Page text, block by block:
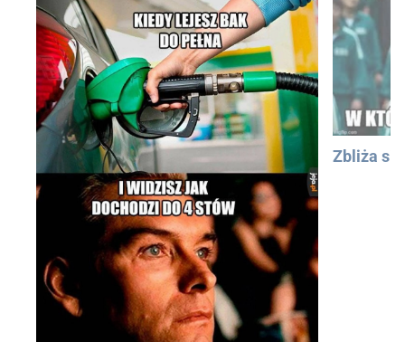
Zbliża się